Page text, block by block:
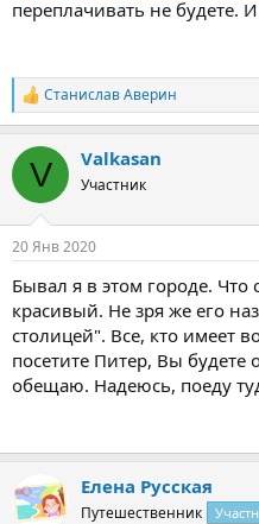
переплачивать не будете.
Р
е
к
и
Станислав Аверин
V Valkasan
Участник
20 Янв 2020
Бывал я в этом городе. Что
красивый. Не зря же его
столицей". Все, кто имеет
посетите Питер, Вы
обещаю. Надеюсь, поеду
Елена Русская
Путешественник